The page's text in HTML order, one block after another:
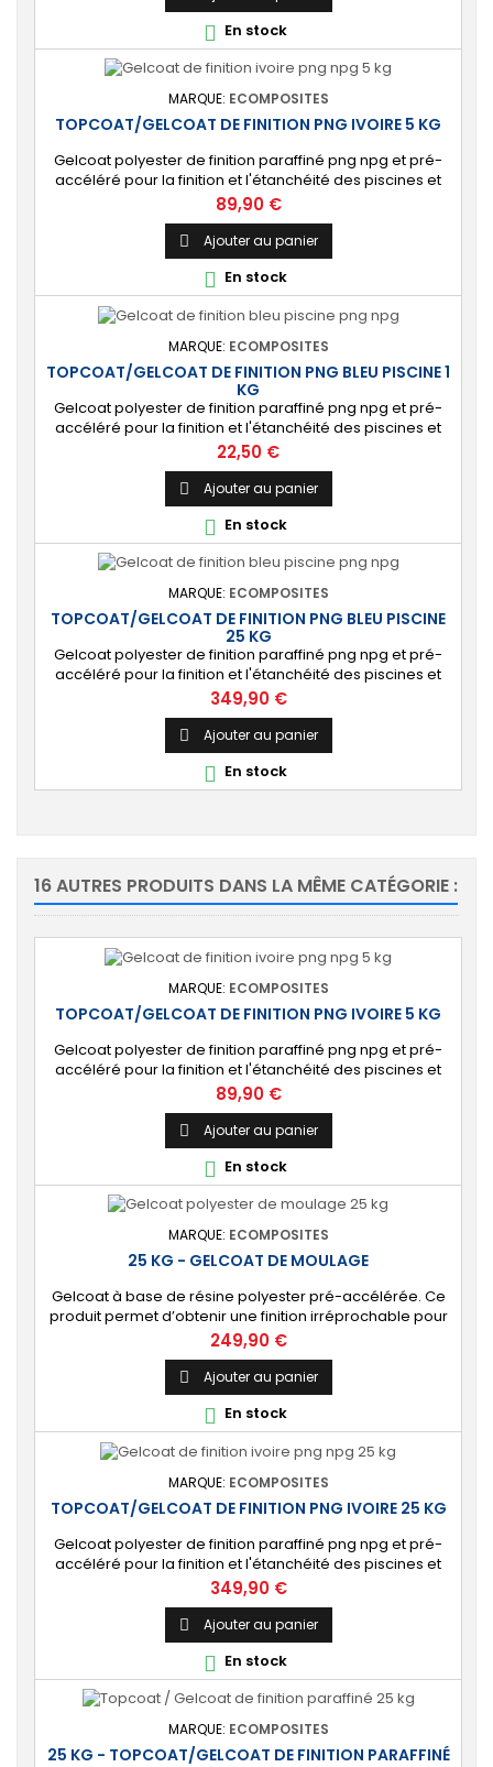
catalyseur PMEC 50 cl
 En stock
MARQUE: ECOMPOSITES
TOPCOAT/GELCOAT DE FINITION PNG IVOIRE 5 KG
Gelcoat polyester de finition paraffiné png npg et pré-
accéléré pour la finition et l'étanchéité des piscines et
bassins. [Finition] : Fournit une couche extérieure lisse
brillante qualité immersion. [Étanche] : Étanchéifie votre
stratification résine et fibre de verre. Livré avec son
catalyseur PMEC 10 cl
Prix
89,90 €
 Ajouter au panier
 En stock
MARQUE: ECOMPOSITES
TOPCOAT/GELCOAT DE FINITION PNG BLEU PISCINE 1
KG
Gelcoat polyester de finition paraffiné png npg et pré-
accéléré pour la finition et l'étanchéité des piscines et
bassins. [Finition] : Fournit une couche extérieure lisse
brillante qualité immersion. [Étanche] : Étanchéifie votre
stratification résine et fibre de verre. Livré avec son
catalyseur PMEC 2 cl
Prix
22,50 €
 Ajouter au panier
 En stock
MARQUE: ECOMPOSITES
TOPCOAT/GELCOAT DE FINITION PNG BLEU PISCINE
25 KG
Gelcoat polyester de finition paraffiné png npg et pré-
accéléré pour la finition et l'étanchéité des piscines et
bassins. [Finition] : Fournit une couche extérieure lisse
brillante qualité immersion. [Étanche] : Étanchéifie votre
stratification résine et fibre de verre. Livré avec son
catalyseur PMEC 50 cl
Prix
349,90 €
 Ajouter au panier
 En stock
16 AUTRES PRODUITS DANS LA MÊME CATÉGORIE :
MARQUE: ECOMPOSITES
TOPCOAT/GELCOAT DE FINITION PNG IVOIRE 5 KG
Gelcoat polyester de finition paraffiné png npg et pré-
accéléré pour la finition et l'étanchéité des piscines et
bassins. [Finition] : Fournit une couche extérieure lisse
brillante qualité immersion. [Étanche] : Étanchéifie votre
stratification résine et fibre de verre. Livré avec son
catalyseur PMEC 10 cl
Prix
89,90 €
 Ajouter au panier
 En stock
MARQUE: ECOMPOSITES
25 KG - GELCOAT DE MOULAGE
Gelcoat à base de résine polyester pré-accélérée. Ce
produit permet d’obtenir une finition irréprochable pour
tout projet de fabrication de pièces composites en
moule : élément de carrosserie ou d’un bateau,
panneau plat, mobilier, objet d’art, etc. Couleur au choix.
🔝 [Finition de qualité] Fournit un revêtement à l’aspect
de surface parfaitement lisse,...
Prix
249,90 €
 Ajouter au panier
 En stock
MARQUE: ECOMPOSITES
TOPCOAT/GELCOAT DE FINITION PNG IVOIRE 25 KG
Gelcoat polyester de finition paraffiné png npg et pré-
accéléré pour la finition et l'étanchéité des piscines et
bassins. [Finition] : Fournit une couche extérieure lisse
brillante qualité immersion. [Étanche] : Étanchéifie votre
stratification résine et fibre de verre. Livré avec son
catalyseur PMEC 50 cl
Prix
349,90 €
 Ajouter au panier
 En stock
MARQUE: ECOMPOSITES
25 KG - TOPCOAT/GELCOAT DE FINITION PARAFFINÉ